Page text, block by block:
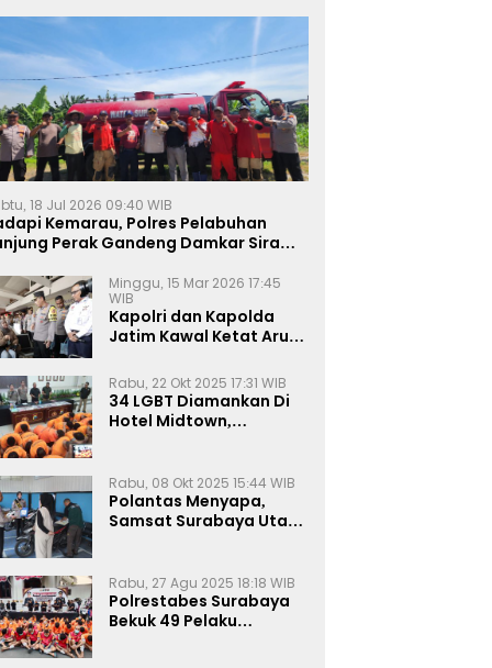
18 Jul 2026 09:40 WIB
Kemarau, Polres Pelabuhan
Perak Gandeng Damkar Siram
Minggu, 15 Mar 2026 17:45
WIB
Kapolri dan Kapolda
Jatim Kawal Ketat Arus
Rabu, 22 Okt 2025 17:31 WIB
34 LGBT Diamankan Di
Hotel Midtown,
Rabu, 08 Okt 2025 15:44 WIB
Polantas Menyapa,
Samsat Surabaya Utara
Rabu, 27 Agu 2025 18:18 WIB
Polrestabes Surabaya
Bekuk 49 Pelaku